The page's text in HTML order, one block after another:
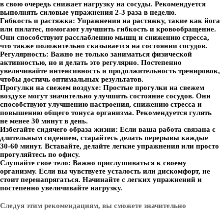
в свою очередь снижает нагрузку на сосуды. Рекомендуется
выполнять силовые упражнения 2-3 раза в неделю.
Гибкость и растяжка: Упражнения на растяжку, такие как йога
или пилатес, помогают улучшить гибкость и кровообращение.
Они способствуют расслаблению мышц и снижению стресса,
что также положительно сказывается на состоянии сосудов.
Регулярность: Важно не только заниматься физической
активностью, но и делать это регулярно. Постепенно
увеличивайте интенсивность и продолжительность тренировок,
чтобы достичь оптимальных результатов.
Прогулки на свежем воздухе: Простые прогулки на свежем
воздухе могут значительно улучшить состояние сосудов. Они
способствуют улучшению настроения, снижению стресса и
повышению общего тонуса организма. Рекомендуется гулять
не менее 30 минут в день.
Избегайте сидячего образа жизни: Если ваша работа связана с
длительным сидением, старайтесь делать перерывы каждые
30-60 минут. Вставайте, делайте легкие упражнения или просто
прогуляйтесь по офису.
Слушайте свое тело: Важно прислушиваться к своему
организму. Если вы чувствуете усталость или дискомфорт, не
стоит перенапрягаться. Начинайте с легких упражнений и
постепенно увеличивайте нагрузку.
Следуя этим рекомендациям, вы сможете значительно